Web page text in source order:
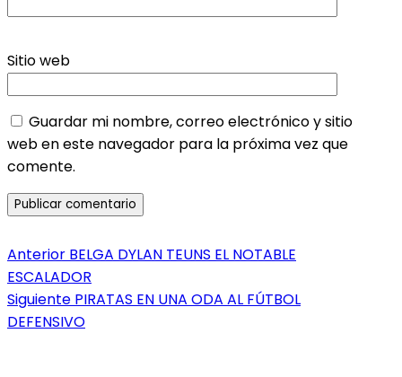
Sitio web
Guardar mi nombre, correo electrónico y sitio
web en este navegador para la próxima vez que
comente.
Navegación
de
entradas
Anterior Entrada
anterior:
BELGA DYLAN TEUNS EL NOTABLE
ESCALADOR
Siguiente Entrada
siguiente:
PIRATAS EN UNA ODA AL FÚTBOL
DEFENSIVO